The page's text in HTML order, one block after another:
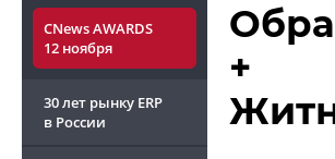
CNews AWARDS
12 ноября
30 лет рынку ERP
в России
+